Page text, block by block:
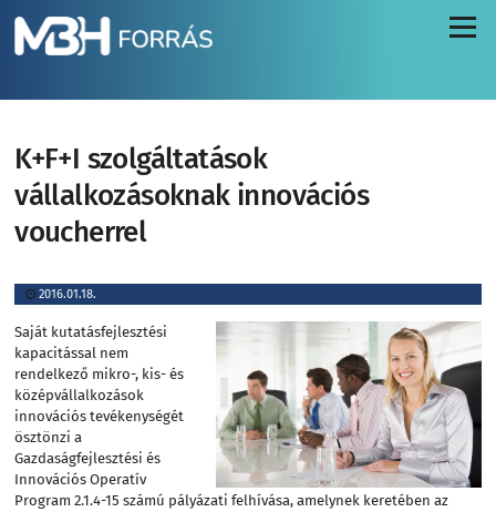
Menü
K+F+I szolgáltatások
vállalkozásoknak innovációs
voucherrel
2016.01.18.
Saját kutatásfejlesztési
kapacitással nem
rendelkező mikro-, kis- és
középvállalkozások
innovációs tevékenységét
ösztönzi a
Gazdaságfejlesztési és
Innovációs Operatív
Program 2.1.4-15 számú pályázati felhívása, amelynek keretében az